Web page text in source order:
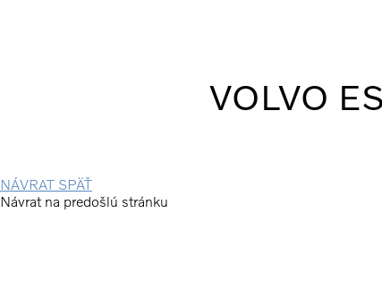
VOLVO
NÁVRAT SPÄŤ
Návrat na predošlú stránku